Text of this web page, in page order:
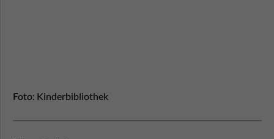
Foto: Kinderbibliothek